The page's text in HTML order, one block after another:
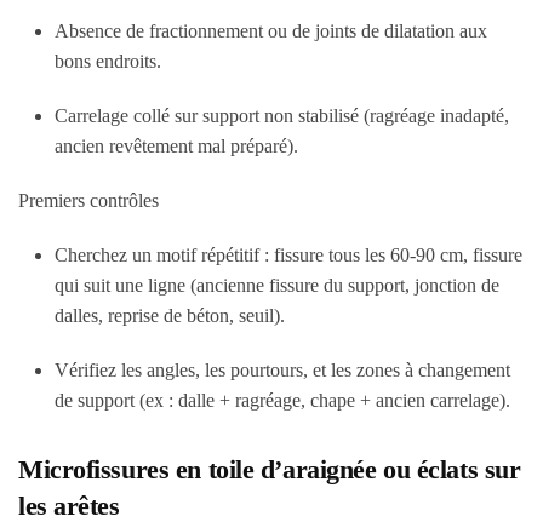
Absence de fractionnement ou de joints de dilatation aux
bons endroits.
Carrelage collé sur support non stabilisé (ragréage inadapté,
ancien revêtement mal préparé).
Premiers contrôles
Cherchez un motif répétitif : fissure tous les 60-90 cm, fissure
qui suit une ligne (ancienne fissure du support, jonction de
dalles, reprise de béton, seuil).
Vérifiez les angles, les pourtours, et les zones à changement
de support (ex : dalle + ragréage, chape + ancien carrelage).
Microfissures en toile d’araignée ou éclats sur
les arêtes